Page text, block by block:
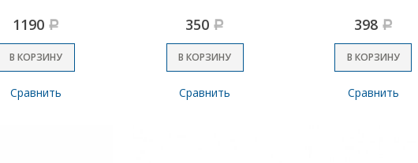
1190 Р
В КОРЗИНУ
Сравнить
350 Р
В КОРЗИНУ
Сравнить
398 Р
В КОРЗИНУ
Сравнить